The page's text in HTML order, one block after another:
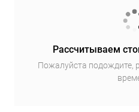
Рассчитываем
Пожалуйста подождите,